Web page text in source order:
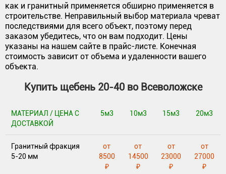
как и гранитный применяется обширно применяется в
строительстве. Неправильный выбор материала чреват
последствиями для всего объект, поэтому перед
заказом убедитесь, что он вам подходит. Цены
указаны на нашем сайте в прайс-листе. Конечная
стоимость зависит от объема и удаленности вашего
объекта.
Купить щебень 20-40 во Всеволожске
МАТЕРИАЛ / ЦЕНА С
ДОСТАВКОЙ
5м3 10м3 15м3 20м3
Гранитный фракция
5-20 мм
от
8500
₽
от
14500
₽
от
23000
₽
от
27000
₽